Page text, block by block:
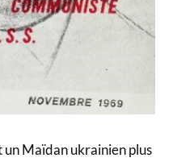
Maïdan ukrainien plus